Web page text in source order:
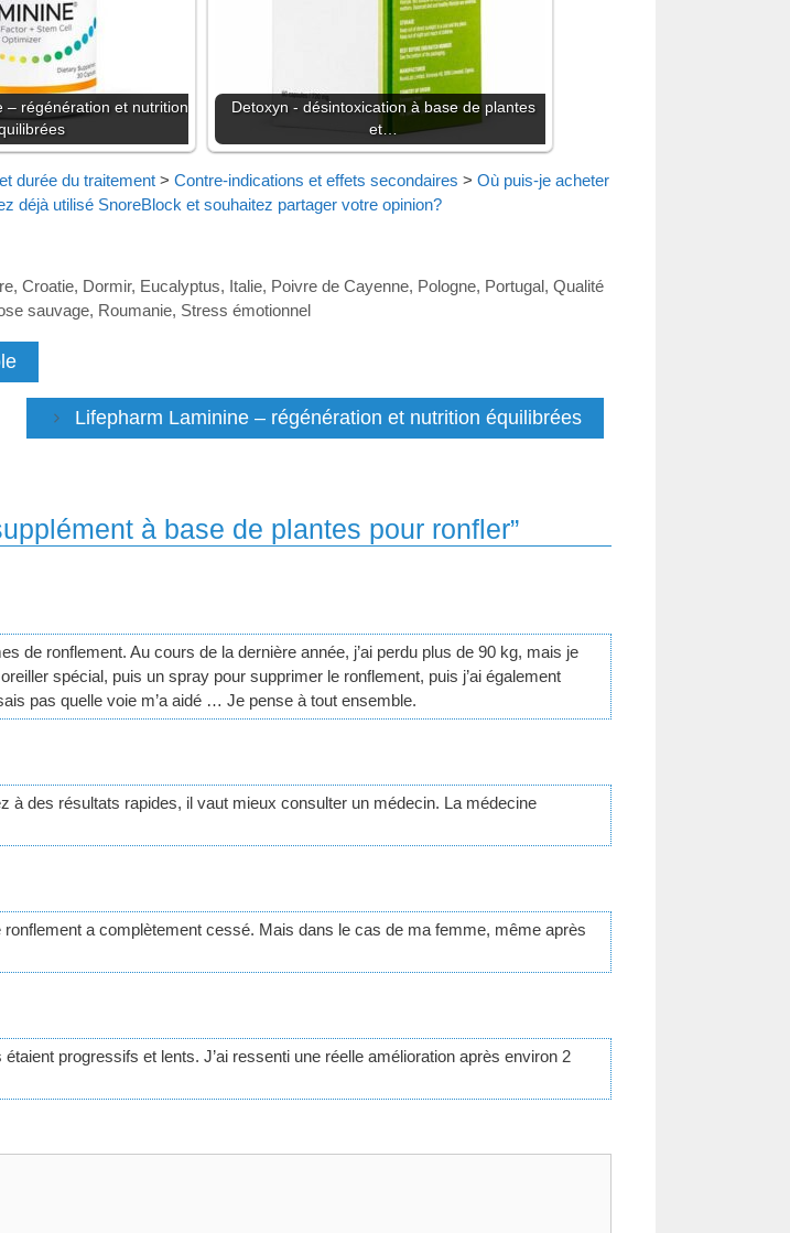
– régénération et nutrition
Detoxyn - désintoxication à base de plantes
et…
durée du traitement > Contre-indications et effets secondaires > Où puis-je acheter
déjà utilisé SnoreBlock et souhaitez partager votre opinion?
, Croatie, Dormir, Eucalyptus, Italie, Poivre de Cayenne, Pologne, Portugal, Qualité
sauvage, Roumanie, Stress émotionnel
Lifepharm Laminine – régénération et nutrition équilibrées
à base de plantes pour ronfler”
de ronflement. Au cours de la dernière année, j’ai perdu plus de 90 kg, mais je
spécial, puis un spray pour supprimer le ronflement, puis j’ai également
pas quelle voie m’a aidé … Je pense à tout ensemble.
à des résultats rapides, il vaut mieux consulter un médecin. La médecine
a complètement cessé. Mais dans le cas de ma femme, même après
progressifs et lents. J’ai ressenti une réelle amélioration après environ 2